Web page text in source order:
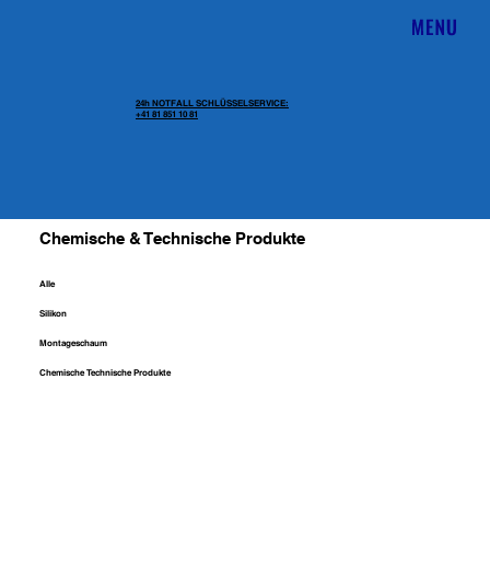
24h NOTFALL SCHLÜSSELSERVICE:
+41 81 851 10 81
Chemische & Technische Produkte
Alle
Silikon
Montageschaum
Chemische Technische Produkte